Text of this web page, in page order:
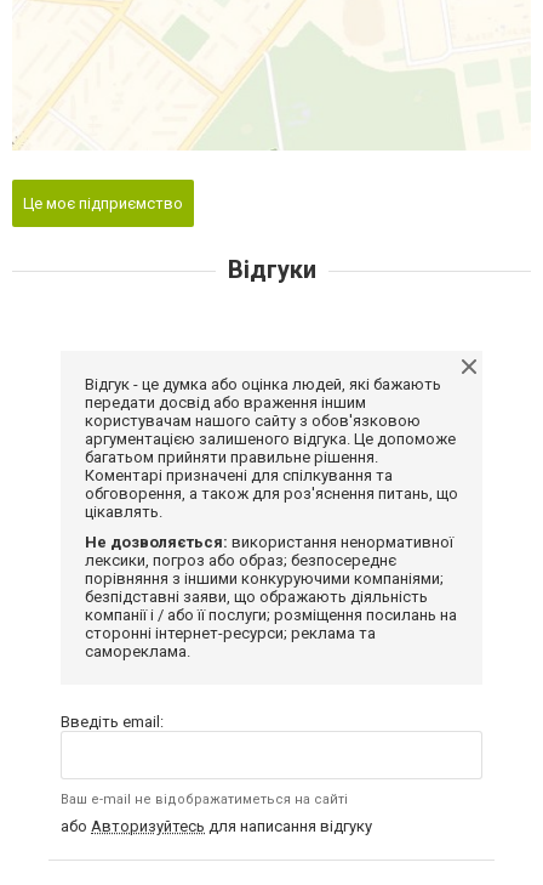
Це моє підприємство
Відгуки
Відгук - це думка або оцінка людей, які бажають
передати досвід або враження іншим
користувачам нашого сайту з обов'язковою
аргументацією залишеного відгука. Це допоможе
багатьом прийняти правильне рішення.
Коментарі призначені для спілкування та
обговорення, а також для роз'яснення питань, що
цікавлять.
Не дозволяється: використання ненормативної
лексики, погроз або образ; безпосереднє
порівняння з іншими конкуруючими компаніями;
безпідставні заяви, що ображають діяльність
компанії і / або її послуги; розміщення посилань на
сторонні інтернет-ресурси; реклама та
самореклама.
Введіть email:
Ваш e-mail не відображатиметься на сайті
або Авторизуйтесь для написання відгуку